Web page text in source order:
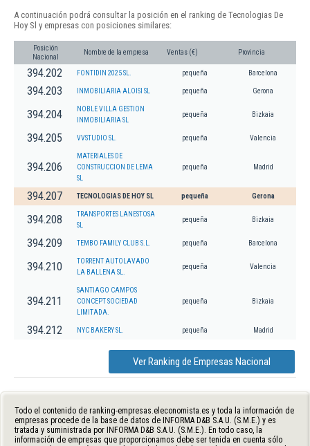
A continuación podrá consultar la posición en el ranking de Tecnologias De
Hoy Sl y empresas con posiciones similares:
Posición
Nacional
Nombre de la empresa Ventas (€) Provincia
394.202 FONTIDIN 2025 SL. pequeña Barcelona
394.203 INMOBILIARIA ALOISI SL pequeña Gerona
394.204
NOBLE VILLA GESTION
INMOBILIARIA SL
pequeña Bizkaia
394.205 VVSTUDIO SL. pequeña Valencia
394.206
MATERIALES DE
CONSTRUCCION DE LEMA
SL
pequeña Madrid
394.207 TECNOLOGIAS DE HOY SL pequeña Gerona
394.208
TRANSPORTES LANESTOSA
SL
pequeña Bizkaia
394.209 TEMBO FAMILY CLUB S.L. pequeña Barcelona
394.210
TORRENT AUTOLAVADO
LA BALLENA SL.
pequeña Valencia
394.211
SANTIAGO CAMPOS
CONCEPT SOCIEDAD
LIMITADA.
pequeña Bizkaia
394.212 NYC BAKERY SL. pequeña Madrid
Ver Ranking de Empresas Nacional
Todo el contenido de ranking-empresas.eleconomista.es y toda la información de
empresas procede de la base de datos de INFORMA D&B S.A.U. (S.M.E.) y es
tratada y suministrada por INFORMA D&B S.A.U. (S.M.E.). En todo caso, la
información de empresas que proporcionamos debe ser tenida en cuenta sólo